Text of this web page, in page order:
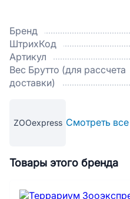
Бренд
ШтрихКод
Артикул
Вес Брутто (для рассчета
доставки)
ZOOexpress Смотреть
Товары этого бренда